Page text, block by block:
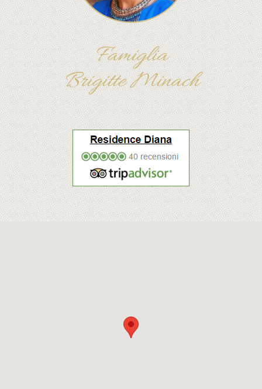
Famiglia
Brigitte Minach